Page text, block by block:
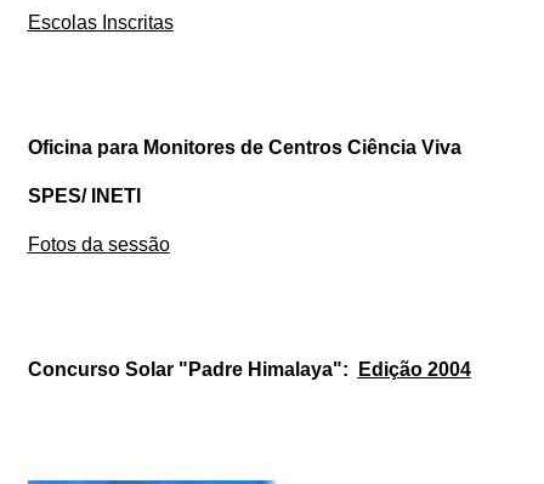
Escolas Inscritas
Oficina para Monitores de Centros Ciência Viva
SPES/ INETI
Fotos da sessão
Concurso Solar "Padre Himalaya": Edição 2004